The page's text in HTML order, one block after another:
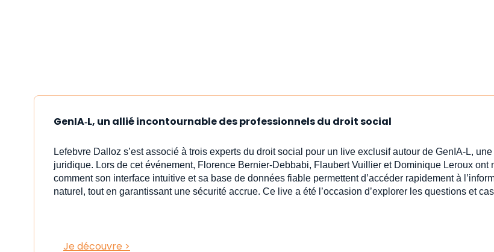
GenIA‑L, un allié incontournable des professionnels du droit social
Lefebvre Dalloz s’est associé à trois experts du droit social pour un live exclusif autour de GenIA‑L,
juridique. Lors de cet événement, Florence Bernier-Debbabi, Flaubert Vuillier et Dominique Leroux ont
comment son interface intuitive et sa base de données fiable permettent d’accéder rapidement à
naturel, tout en garantissant une sécurité accrue. Ce live a été l’occasion d’explorer les questions et
Je découvre >